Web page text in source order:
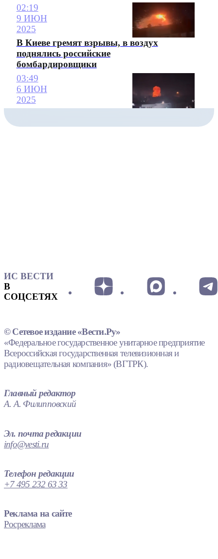
02:19
9 ИЮН
2025
В Киеве гремят взрывы, в воздух
поднялись российские
бомбардировщики
03:49
6 ИЮН
2025
ИС ВЕСТИ
В
СОЦСЕТЯХ
© Сетевое издание «Вести.Ру»
«Федеральное государственное унитарное предприятие
Всероссийская государственная телевизионная и
радиовещательная компания» (ВГТРК).
Главный редактор
А. А. Филипповский
Эл. почта редакции
info@vesti.ru
Телефон редакции
+7 495 232 63 33
Реклама на сайте
Росреклама